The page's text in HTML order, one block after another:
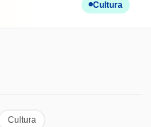
Cultura
Cultura